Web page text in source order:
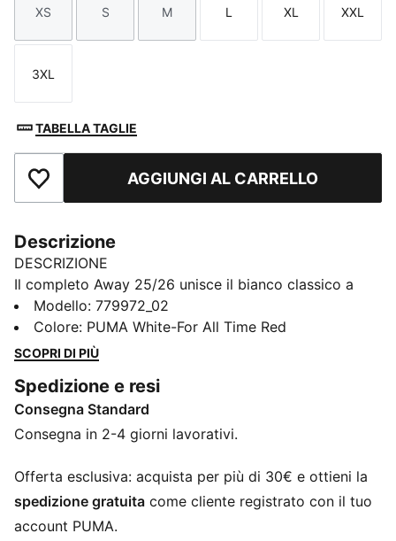
Taglia
XS
Taglia
S
Taglia
M
Taglia
L
Taglia
XL
Taglia
XXL
Taglia
3XL
TABELLA TAGLIE
Aggiungi ai PreferitiAGGIUNGI AL CARRELLO
Descrizione
DESCRIZIONE
Il completo Away 25/26 unisce il bianco classico a
dettagli rossoneri accesi per un design essenziale ma
pieno di carattere. Ogni linea parla di AC Milan, ogni
colore racconta appartenenza. Non ha bisogno di
stai.
CARATTERISTICHE + VANTAGGI
dryCELL: tecnologia ad alte prestazioni progettata per
durante l’esercizio fisico
Nell'ambito del programma RE:FIBRE, questo capo è
realizzato con almeno il 95% di materiale riciclato
Modello: 779972_02
Colore: PUMA White-For All Time Red
SCOPRI DI PIÙ
Spedizione e resi
Consegna Standard
Consegna in 2-4 giorni lavorativi.
Offerta esclusiva: acquista per più di 30€ e ottieni la
spedizione gratuita come cliente registrato con il tuo
account PUMA.